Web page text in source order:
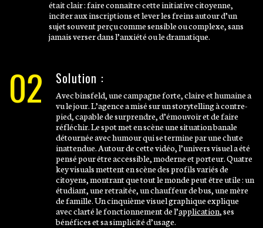
était clair : faire connaître cette initiative citoyenne,
inciter aux inscriptions et lever les freins autour d’un
sujet souvent perçu comme sensible ou complexe, sans
jamais verser dans l’anxiété ou le dramatique.
02 Solution :
Avec binsfeld, une campagne forte, claire et humaine a
vu le jour. L’agence a misé sur un storytelling à contre-
pied, capable de surprendre, d’émouvoir et de faire
réfléchir. Le spot met en scène une situation banale
détournée avec humour qui se termine par une chute
inattendue. Autour de cette vidéo, l’univers visuel a été
pensé pour être accessible, moderne et porteur. Quatre
key visuals mettent en scène des profils variés de
citoyens, montrant que tout le monde peut être utile : un
étudiant, une retraitée, un chauffeur de bus, une mère
de famille. Un cinquième visuel graphique explique
avec clarté le fonctionnement de l’application, ses
bénéfices et sa simplicité d’usage.